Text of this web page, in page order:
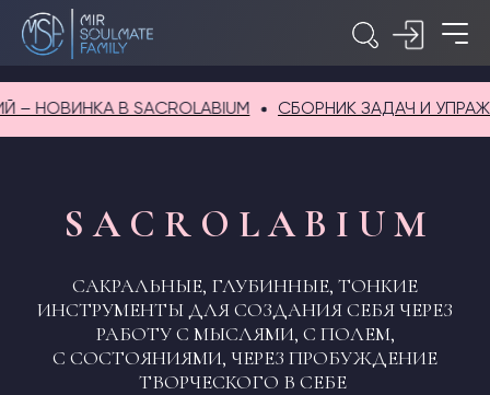
В SACROLABIUM СБОРНИК ЗАДАЧ И
S A C R O L A B I U M
САКРАЛЬНЫЕ, ГЛУБИННЫЕ, ТОНКИЕ
ИНСТРУМЕНТЫ ДЛЯ СОЗДАНИЯ СЕБЯ ЧЕРЕЗ
РАБОТУ С МЫСЛЯМИ, С ПОЛЕМ,
С СОСТОЯНИЯМИ, ЧЕРЕЗ ПРОБУЖДЕНИЕ
ТВОРЧЕСКОГО В СЕБЕ